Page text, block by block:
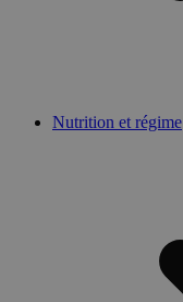
Nutrition et régime